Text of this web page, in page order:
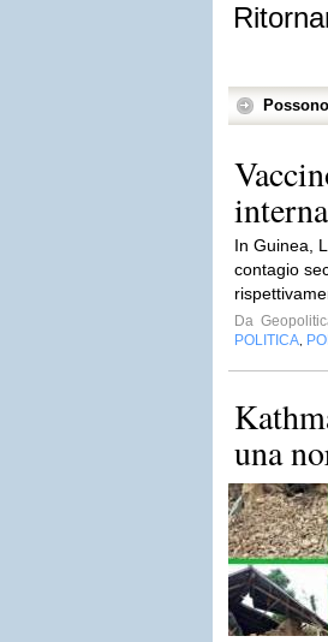
In Guinea,
contagio
Da
POLITICA
una